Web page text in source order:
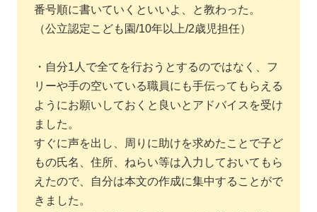
番号順に書いていくといいよ、と教わった。
（公立認定こども園/10年以上/2歳児担任）
・自分1人で全てを行おうとするのではなく、フ
リーや手の空いている職員にも手伝ってもらえる
ようにお願いしておくと良いとアドバイスを受け
ました。
すぐに声を出し、周りに助けを求めたことで子ど
もの氏名、住所、ねらい等は入力しておいてもら
えたので、自分は本文の作成に集中することがで
きました。